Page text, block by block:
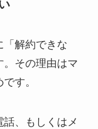
「解約できな
。その理由はマ
す。
、もしくはメ